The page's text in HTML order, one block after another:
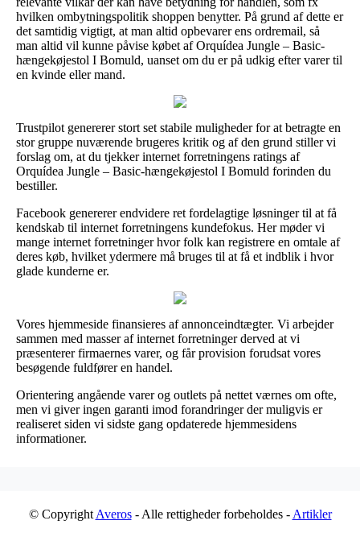
hvilken ombytningspolitik shoppen benytter. På grund af dette er
det samtidig vigtigt, at man altid opbevarer ens ordremail, så
man altid vil kunne påvise købet af Orquídea Jungle – Basic-
hængekøjestol I Bomuld, uanset om du er på udkig efter varer til
en kvinde eller mand.
Trustpilot genererer stort set stabile muligheder for at betragte en
stor gruppe nuværende brugeres kritik og af den grund stiller vi
forslag om, at du tjekker internet forretningens ratings af
Orquídea Jungle – Basic-hængekøjestol I Bomuld forinden du
bestiller.
Facebook genererer endvidere ret fordelagtige løsninger til at få
kendskab til internet forretningens kundefokus. Her møder vi
mange internet forretninger hvor folk kan registrere en omtale af
deres køb, hvilket ydermere må bruges til at få et indblik i hvor
glade kunderne er.
Vores hjemmeside finansieres af annonceindtægter. Vi arbejder
sammen med masser af internet forretninger derved at vi
præsenterer firmaernes varer, og får provision forudsat vores
besøgende fuldfører en handel.
Orientering angående varer og outlets på nettet værnes om ofte,
men vi giver ingen garanti imod forandringer der muligvis er
realiseret siden vi sidste gang opdaterede hjemmesidens
informationer.
© Copyright Averos- Alle rettigheder forbeholdes - Artikler